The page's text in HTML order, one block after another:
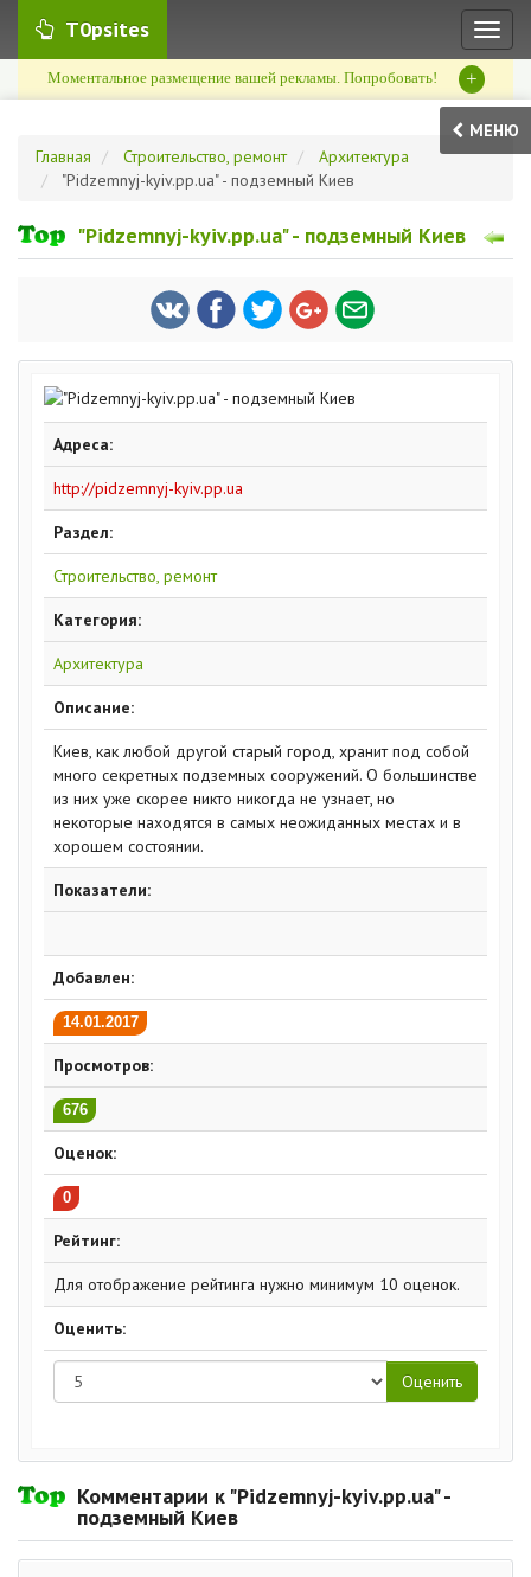
T0psites
Моментальное размещение вашей рекламы. Попробовать! +
МЕНЮ
Главная
Строительство, ремонт
Архитектура
"Pidzemnyj-kyiv.pp.ua" - подземный Киев
"Pidzemnyj-kyiv.pp.ua" - подземный Киев
Адреса:
http://pidzemnyj-kyiv.pp.ua
Раздел:
Строительство, ремонт
Категория:
Архитектура
Описание:
Киев, как любой другой старый город, хранит под собой
много секретных подземных сооружений. О большинстве
из них уже скорее никто никогда не узнает, но
некоторые находятся в самых неожиданных местах и в
хорошем состоянии.
Показатели:
Добавлен:
14.01.2017
Просмотров:
676
Оценок:
0
Рейтинг:
Для отображение рейтинга нужно минимум 10 оценок.
Оценить:
Комментарии к "Pidzemnyj-kyiv.pp.ua" -
подземный Киев